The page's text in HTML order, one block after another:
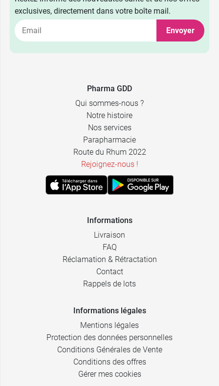
exclusives, directement dans votre boîte mail.
Envoyer
Pharma GDD
Qui sommes-nous ?
Notre histoire
Nos services
Parapharmacie
Route du Rhum 2022
Rejoignez-nous !
Informations
Livraison
FAQ
Réclamation & Rétractation
Contact
Rappels de lots
Informations légales
Mentions légales
Protection des données personnelles
Conditions Générales de Vente
Conditions des offres
Gérer mes cookies